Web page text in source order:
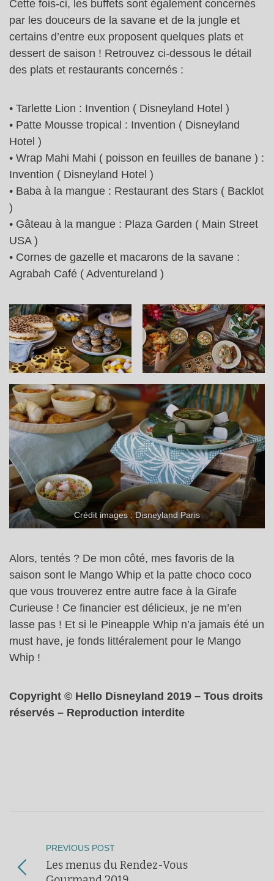
Cette fois-ci, les buffets sont également concernés
par les douceurs de la savane et de la jungle et
certains d’entre eux proposent quelques plats et
dessert de saison ! Retrouvez ci-dessous le détail
des plats et restaurants concernés :
• Tarlette Lion : Invention ( Disneyland Hotel )
• Patte Mousse tropical : Invention ( Disneyland
Hotel )
• Wrap Mahi Mahi ( poisson en feuilles de banane ) :
Invention ( Disneyland Hotel )
• Baba à la mangue : Restaurant des Stars ( Backlot
)
• Gâteau à la mangue : Plaza Garden ( Main Street
USA )
• Cornes de gazelle et macarons de la savane :
Agrabah Café ( Adventureland )
Crédit images : Disneyland Paris
Alors, tentés ? De mon côté, mes favoris de la
saison sont le Mango Whip et la patte choco coco
que vous trouverez entre autre face à la Girafe
Curieuse ! Ce financier est délicieux, je ne m’en
lasse pas ! Et si le Pineapple Whip n’a jamais été un
must have, je fonds littéralement pour le Mango
Whip !
Copyright © Hello Disneyland 2019 – Tous droits
réservés – Reproduction interdite
PREVIOUS POST
Les menus du Rendez-Vous